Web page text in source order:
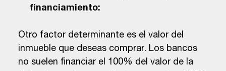
financiamiento:
Otro factor determinante es el valor del
inmueble que deseas comprar. Los bancos
no suelen financiar el 100% del valor de la